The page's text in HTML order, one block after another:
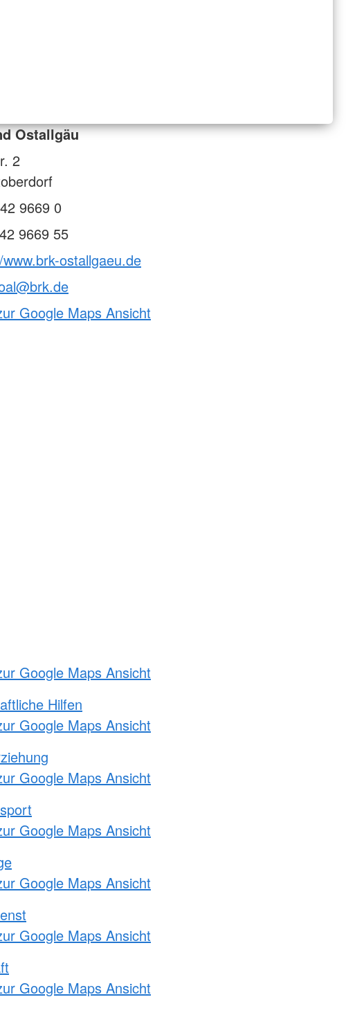
Ostallgäu
2
9669 0
9669 55
ostallgaeu.de
Google Maps Ansicht
Google Maps Ansicht
Hilfen
Google Maps Ansicht
Google Maps Ansicht
Google Maps Ansicht
Google Maps Ansicht
Google Maps Ansicht
Google Maps Ansicht